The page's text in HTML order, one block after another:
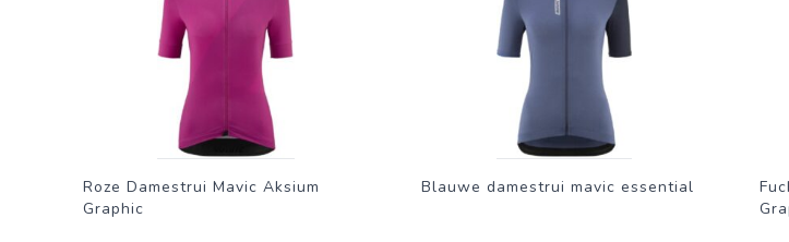
´Azur, land van emotiesSpecificaties:SamenstellingMateriaal: 86% PES, 14% ELBouw:3
ritssluitingSpeciale pasvormKLEEDT SLANK AF
Roze Damestrui Mavic Aksium
Graphic
Blauwe damestrui mavic essential